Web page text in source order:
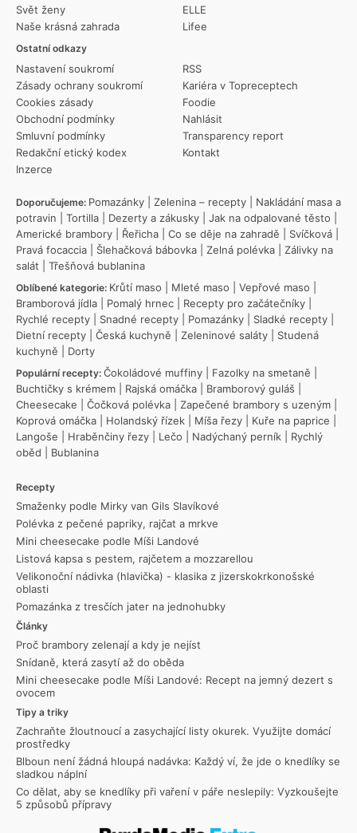
Svět ženy
Naše krásná zahrada
Ostatní odkazy
Nastavení soukromí
Zásady ochrany soukromí
Cookies zásady
Obchodní podmínky
Smluvní podmínky
Redakční etický kodex
Inzerce
RSS
Kariéra v Topreceptech
Foodie
Nahlásit
Transparency report
Kontakt
ELLE
Lifee
Doporučujeme: Pomazánky Zelenina – recepty
Nakládání masa a
potravin
Tortilla Dezerty a zákusky Jak na odpalované těsto
Americké brambory
Řeřicha Co se děje na zahradě Svíčková
Pravá focaccia
Šlehačková bábovka Zelná polévka
Zálivky na
salát
Třešňová bublanina
Oblíbené kategorie: Krůtí maso Mleté maso Vepřové maso
Bramborová jídla
Pomalý hrnec Recepty pro začátečníky
Rychlé recepty
Snadné recepty Pomazánky Sladké recepty
Dietní recepty
Česká kuchyně Zeleninové saláty
Studená
kuchyně
Dorty
Populární recepty: Čokoládové muffiny Fazolky na smetaně
Buchtičky s krémem
Rajská omáčka Bramborový guláš
Cheesecake
Čočková polévka Zapečené brambory s uzeným
Koprová omáčka
Holandský řízek Míša řezy Kuře na paprice
Langoše
Hraběnčiny řezy Lečo Nadýchaný perník
Rychlý
oběd
Bublanina
Recepty
Smaženky podle Mirky van Gils Slavíkové
Polévka z pečené papriky, rajčat a mrkve
Mini cheesecake podle Míši Landové
Listová kapsa s pestem, rajčetem a mozzarellou
Velikonoční nádivka (hlavička) - klasika z jizerskokrkonošské
oblasti
Pomazánka z tresčích jater na jednohubky
Články
Proč brambory zelenají a kdy je nejíst
Snídaně, která zasytí až do oběda
Mini cheesecake podle Míši Landové: Recept na jemný dezert s
ovocem
Tipy a triky
Zachraňte žloutnoucí a zasychající listy okurek. Využijte domácí
prostředky
Blboun není žádná hloupá nadávka: Každý ví, že jde o knedlíky se
sladkou náplní
Co dělat, aby se knedlíky při vaření v páře neslepily: Vyzkoušejte
5 způsobů přípravy